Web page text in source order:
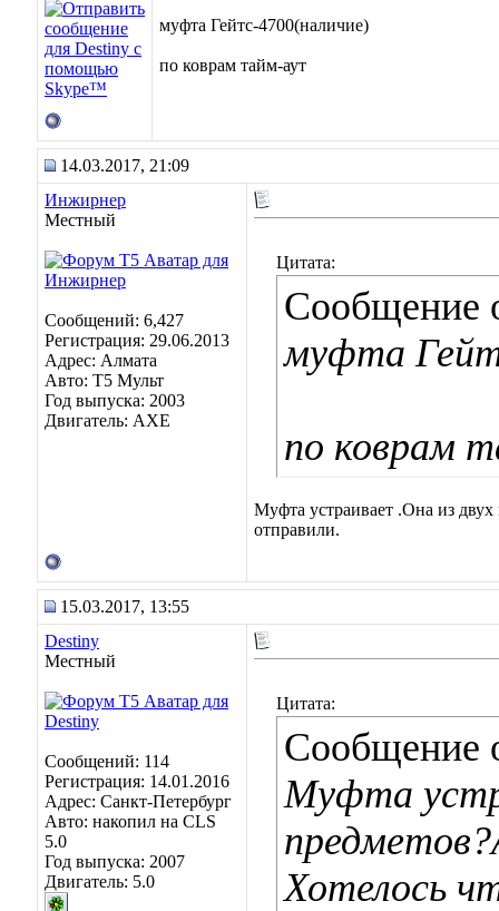
муфта Гейтс-4700(наличие)
по коврам тайм-аут
14.03.2017, 21:09
Инжирнер
Местный
Сообщений: 6,427
Регистрация: 29.06.2013
Адрес: Алмата
Авто: Т5 Мульт
Год выпуска: 2003
Двигатель: АХЕ
Цитата:
Сообщение
муфта
по коврам
Муфта устраивает .Она из двух
отправили.
15.03.2017, 13:55
Destiny
Местный
Сообщений: 114
Регистрация: 14.01.2016
Адрес: Санкт-Петербург
Авто: накопил на CLS
5.0
Год выпуска: 2007
Двигатель: 5.0
Цитата:
Сообщение
Муфта
Хотелось